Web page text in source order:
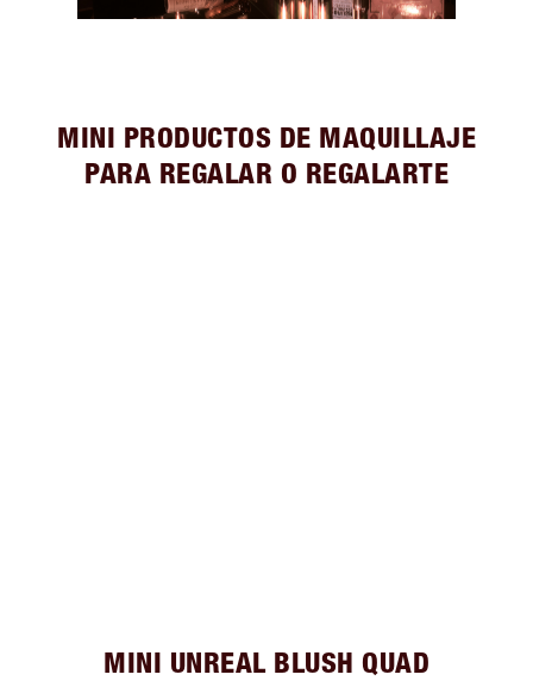
MINI PRODUCTOS DE MAQUILLAJE
PARA REGALAR O REGALARTE
MINI UNREAL BLUSH QUAD